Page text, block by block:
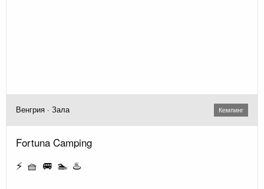
Венгрия · Зала Кемпинг
Fortuna Camping
⚡ 🧺 🚐 🏊 ♨️